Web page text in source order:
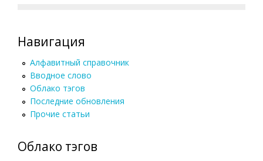
Навигация
Алфавитный справочник
Вводное слово
Облако тэгов
Последние обновления
Прочие статьи
Облако тэгов